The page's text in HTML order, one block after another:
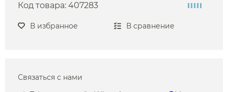
Код товара: 407283
В избранное В сравнение
Связаться с нами